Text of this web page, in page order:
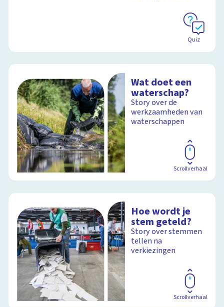
Quiz
Wat doet een
waterschap?
Story over de
werkzaamheden van
waterschappen
Scrollverhaal
Hoe wordt je
stem geteld?
Story over stemmen
tellen na
verkiezingen
Scrollverhaal